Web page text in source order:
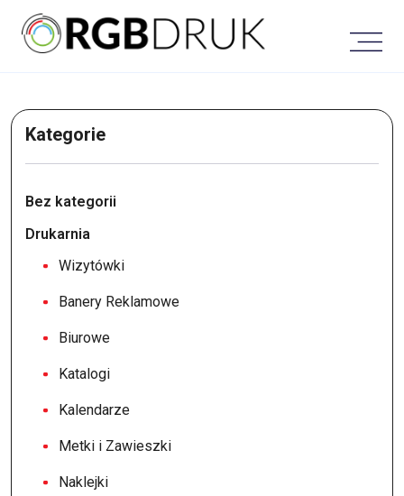
content
Kategorie
Bez kategorii
Drukarnia
Wizytówki
Banery Reklamowe
Biurowe
Katalogi
Kalendarze
Metki i Zawieszki
Naklejki